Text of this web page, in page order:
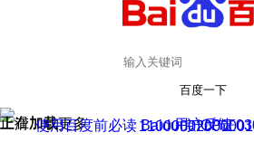
百度一下
正在加载
上滑加载更多 用户反馈
使用百度前必读 Baidu 京ICP证
京公网安备